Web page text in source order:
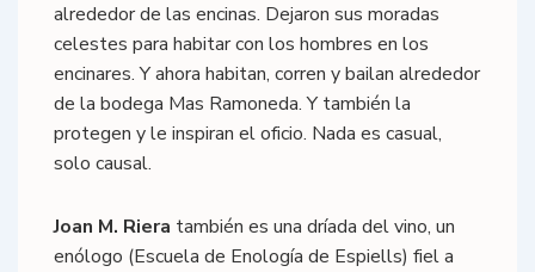
alrededor de las encinas. Dejaron sus moradas
celestes para habitar con los hombres en los
encinares. Y ahora habitan, corren y bailan alrededor
de la bodega Mas Ramoneda. Y también la
protegen y le inspiran el oficio. Nada es casual,
solo causal.
Joan M. Riera también es una dríada del vino, un
enólogo (Escuela de Enología de Espiells) fiel a